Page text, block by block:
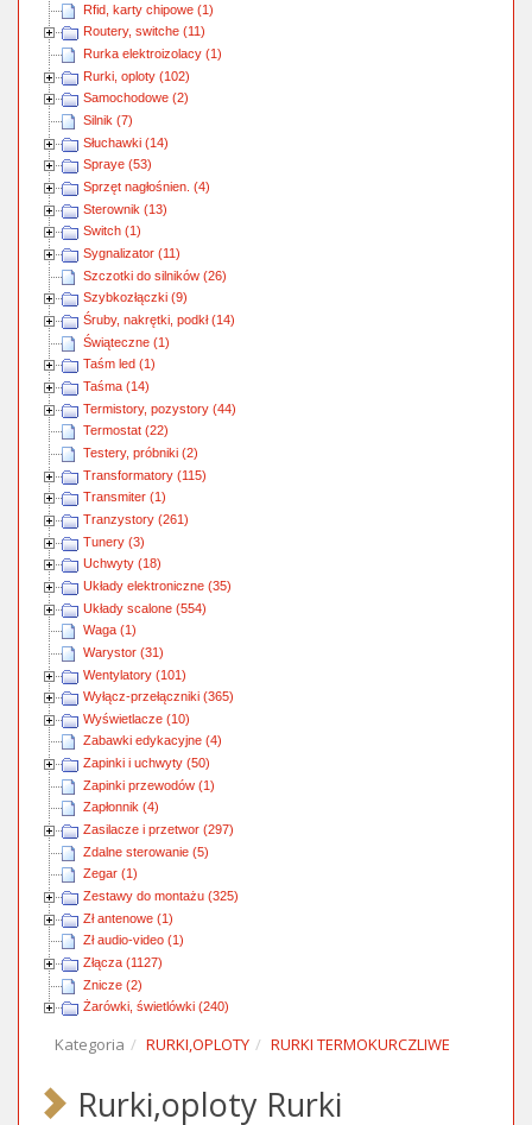
Rfid, karty chipowe (1)
Routery, switche (11)
Rurka elektroizolacy (1)
Rurki, oploty (102)
Samochodowe (2)
Silnik (7)
Słuchawki (14)
Spraye (53)
Sprzęt nagłośnien. (4)
Sterownik (13)
Switch (1)
Sygnalizator (11)
Szczotki do silników (26)
Szybkozłączki (9)
Śruby, nakrętki, podkł (14)
Świąteczne (1)
Taśm led (1)
Taśma (14)
Termistory, pozystory (44)
Termostat (22)
Testery, próbniki (2)
Transformatory (115)
Transmiter (1)
Tranzystory (261)
Tunery (3)
Uchwyty (18)
Układy elektroniczne (35)
Układy scalone (554)
Waga (1)
Warystor (31)
Wentylatory (101)
Wyłącz-przełączniki (365)
Wyświetlacze (10)
Zabawki edykacyjne (4)
Zapinki i uchwyty (50)
Zapinki przewodów (1)
Zapłonnik (4)
Zasilacze i przetwor (297)
Zdalne sterowanie (5)
Zegar (1)
Zestawy do montażu (325)
Zł antenowe (1)
Zł audio-video (1)
Złącza (1127)
Znicze (2)
Żarówki, świetlówki (240)
Kategoria RURKI,OPLOTY RURKI TERMOKURCZLIWE
Rurki,oploty Rurki